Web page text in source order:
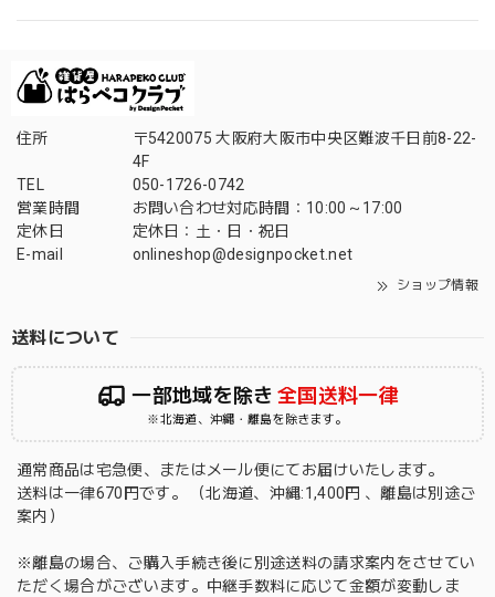
住所
〒5420075 大阪府大阪市中央区難波千日前8-22-
4F
TEL
050-1726-0742
営業時間
お問い合わせ対応時間：10:00～17:00
定休日
定休日：土・日・祝日
E-mail
onlineshop@designpocket.net
ショップ情報
送料について
一部地域を除き 全国送料一律
※北海道、沖縄・離島を除きます。
通常商品は宅急便、またはメール便にてお届けいたします。
送料は一律670円です。 （北海道、沖縄:1,400円 、離島は別途ご
案内）
※離島の場合、ご購入手続き後に別途送料の請求案内をさせてい
ただく場合がございます。中継手数料に応じて金額が変動しま